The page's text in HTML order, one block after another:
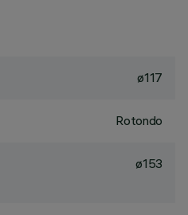
ø117
Rotondo
ø153